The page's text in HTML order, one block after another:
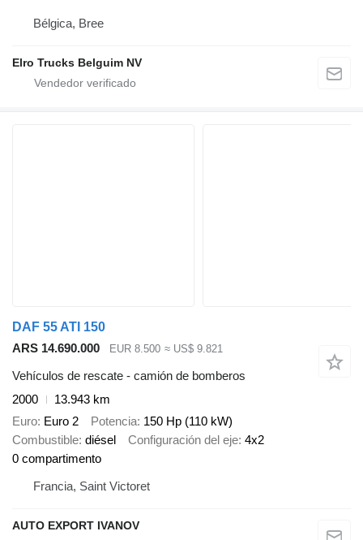
Bélgica, Bree
Elro Trucks Belguim NV
DAF 55 ATI 150
ARS 14.690.000
EUR 8.500 ≈ US$ 9.821
Vehículos de rescate - camión de bomberos
2000
13.943 km
Euro Euro 2 Potencia 150 Hp (110 kW)
Combustible diésel Configuración del eje 4x2
0 compartimento
Francia, Saint Victoret
AUTO EXPORT IVANOV